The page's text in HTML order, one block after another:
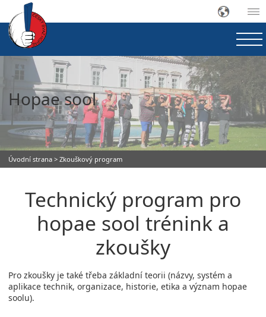
Hopae sool
Úvodní strana > Zkouškový program
Technický program pro
hopae sool trénink a
zkoušky
Pro zkoušky je také třeba základní teorii (názvy, systém a
aplikace technik, organizace, historie, etika a význam hopae
soolu).